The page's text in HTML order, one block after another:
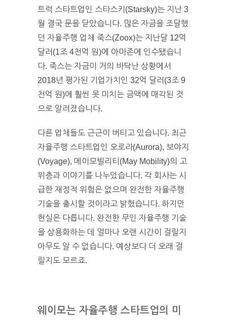
트럭 스타트업인 스타스키(Starsky)는 지난 3
월 결국 문을 닫았습니다. 많은 자금을 조달했
던 자율주행 업체 죽스(Zoox)는 지난달 12억
달러(1조 4천억 원)에 아마존에 인수됐습니
다. 죽스는 자금이 거의 바닥난 상황에서
2018년 평가된 기업가치인 32억 달러(3조 9
천억 원)에 훨씬 못 미치는 금액에 매각된 것
으로 알려졌습니다.
다른 업체들도 근근이 버티고 있습니다. 최근
자율주행 스타트업인 오로라(Aurora), 보야지
(Voyage), 메이모빌리티(May Mobility)의 고
위층과 이야기를 나누었습니다. 각 회사는 시
급한 재정적 위험은 없으며 완전한 자율주행
기술을 출시할 것이라고 밝혔습니다. 하지만
현실은 다릅니다. 완전한 무인 자율주행 기술
을 상용화하는 데 얼마나 오랜 시간이 걸릴지
아무도 알 수 없습니다. 예상보다 더 오래 걸
릴지도 모르죠.
웨이모는 자율주행 스타트업의 미